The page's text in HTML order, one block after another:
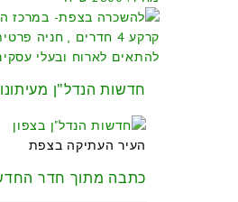
חדשות הנדל"ן
העיר העתיקה בצפת
כתבה מתוך חדר